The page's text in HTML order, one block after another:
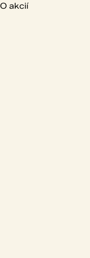
O akcií